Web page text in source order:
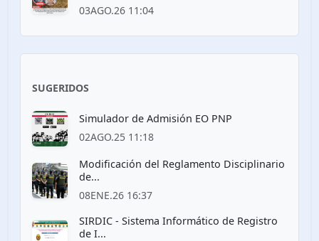
03AGO.26 11:04
SUGERIDOS
Simulador de Admisión EO PNP
02AGO.25 11:18
Modificación del Reglamento Disciplinario
de...
08ENE.26 16:37
SIRDIC - Sistema Informático de Registro
de I...